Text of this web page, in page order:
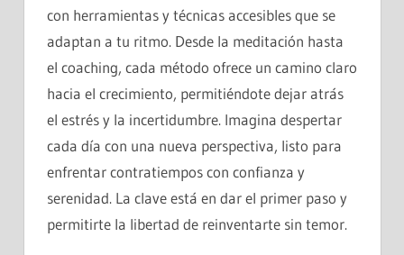
con herramientas y técnicas accesibles que se
adaptan a tu ritmo. Desde la meditación hasta
el coaching, cada método ofrece un camino claro
hacia el crecimiento, permitiéndote dejar atrás
el estrés y la incertidumbre. Imagina despertar
cada día con una nueva perspectiva, listo para
enfrentar contratiempos con confianza y
serenidad. La clave está en dar el primer paso y
permitirte la libertad de reinventarte sin temor.